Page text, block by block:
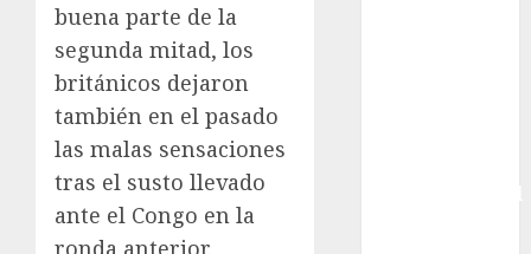
buena parte de la
segunda mitad, los
británicos dejaron
también en el pasado
las malas sensaciones
tras el susto llevado
ante el Congo en la
ronda anterior.